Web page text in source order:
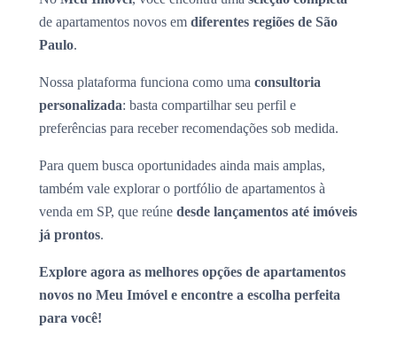
de apartamentos novos em diferentes regiões de São
Paulo.
Nossa plataforma funciona como uma consultoria
personalizada: basta compartilhar seu perfil e
preferências para receber recomendações sob medida.
Para quem busca oportunidades ainda mais amplas,
também vale explorar o portfólio de apartamentos à
venda em SP, que reúne desde lançamentos até imóveis
já prontos.
Explore agora as melhores opções de apartamentos
novos no Meu Imóvel e encontre a escolha perfeita
para você!